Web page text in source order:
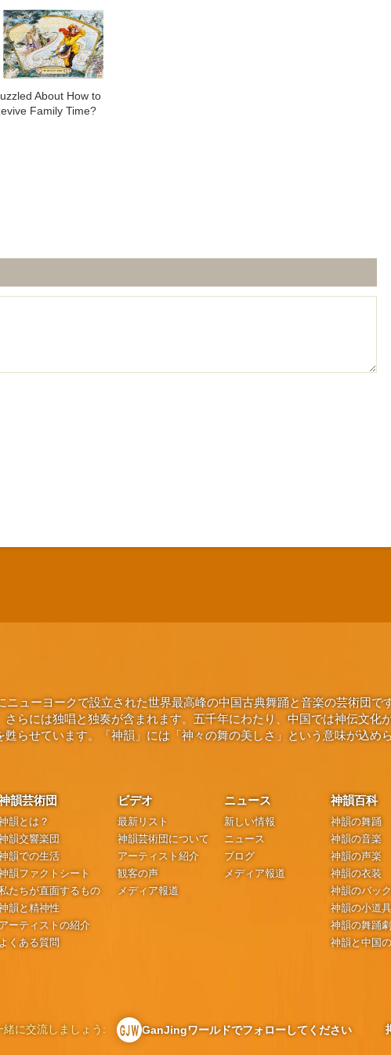
About How to
Family Time?
ニューヨークで設立された世界最高峰の中国古典舞踊と音楽の芸術団
さらには独唱と独奏が含まれます。五千年にわたり、中国では神伝文化
らせています。「神韻」には「神々の舞の美しさ」という意味が込め
韻芸術団
韻とは？
韻交響楽団
韻での生活
韻ファクトシート
たちが直面するもの
韻と精神性
アーティストの紹介
よくある質問
ビデオ
最新リスト
神韻芸術団について
アーティスト紹介
観客の声
メディア報道
ニュース
新しい情報
ニュース
ブログ
メディア報道
神韻百科
神韻の舞踊
神韻の音楽
神韻の声楽
神韻の衣装
神韻のバッ
神韻の小道具
神韻の舞踊劇
神韻と中国
緒に交流しましょう: GanJingワールドでフォローしてください